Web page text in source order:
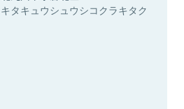
キタキュウシュウシコクラキタク